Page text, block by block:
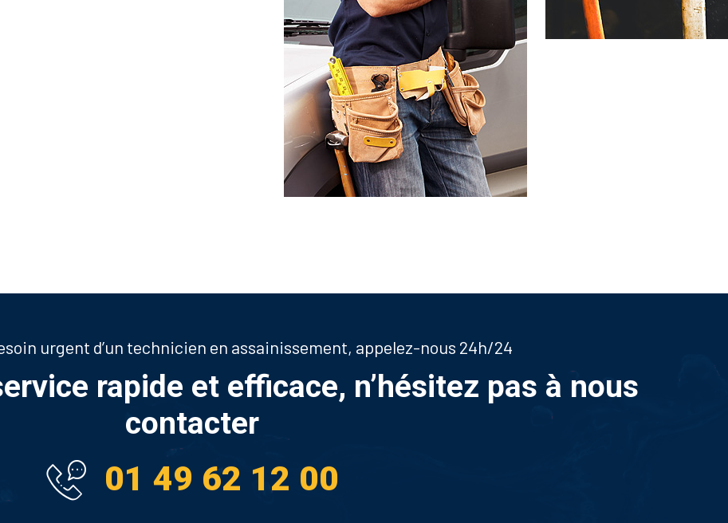
urgent d’un technicien en assainissement, appelez-nous 24h/24
rapide et efficace, n’hésitez pas à nous
contacter
01 49 62 12 00